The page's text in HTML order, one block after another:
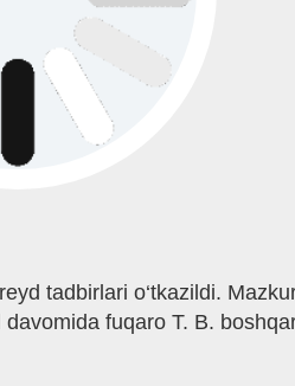
tadbirlari o‘tkazildi.
fuqaro T. B.